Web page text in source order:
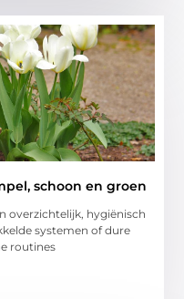
schoon en groen
overzichtelijk, hygiënisch
systemen of dure
routines